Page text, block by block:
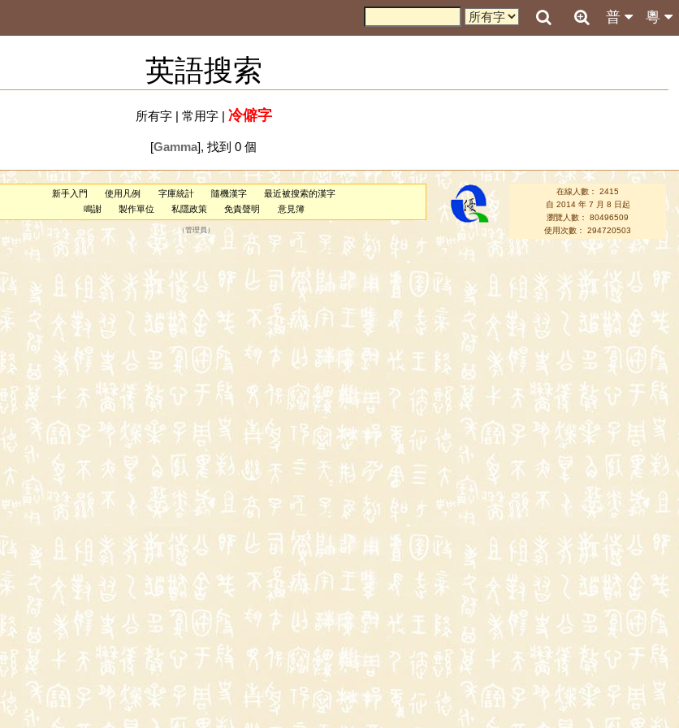
粵
普
英語搜索
所有字| 常用字| 冷僻字
[Gamma], 找到 0 個
新手入門 使用凡例 字庫統計 隨機漢字
最近被搜索的漢字
鳴謝
製作單位 私隱政策 免責聲明 意見簿
（管理員 ）
在線人數： 2415
自 2014 年 7 月 8 日起
瀏覽人數： 80496509
使用次數： 294720503